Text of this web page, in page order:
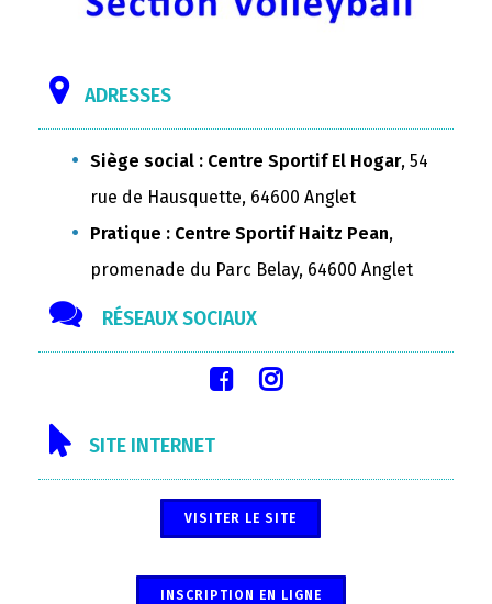
ADRESSES
Siège social : Centre Sportif El Hogar, 54
rue de Hausquette, 64600 Anglet
Pratique : Centre Sportif Haitz Pean,
promenade du Parc Belay, 64600 Anglet
RÉSEAUX SOCIAUX
SITE INTERNET
VISITER LE SITE
INSCRIPTION EN LIGNE